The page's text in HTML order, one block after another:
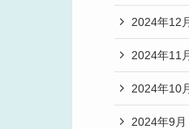
2024年12
2024年11
2024年10
2024年9月